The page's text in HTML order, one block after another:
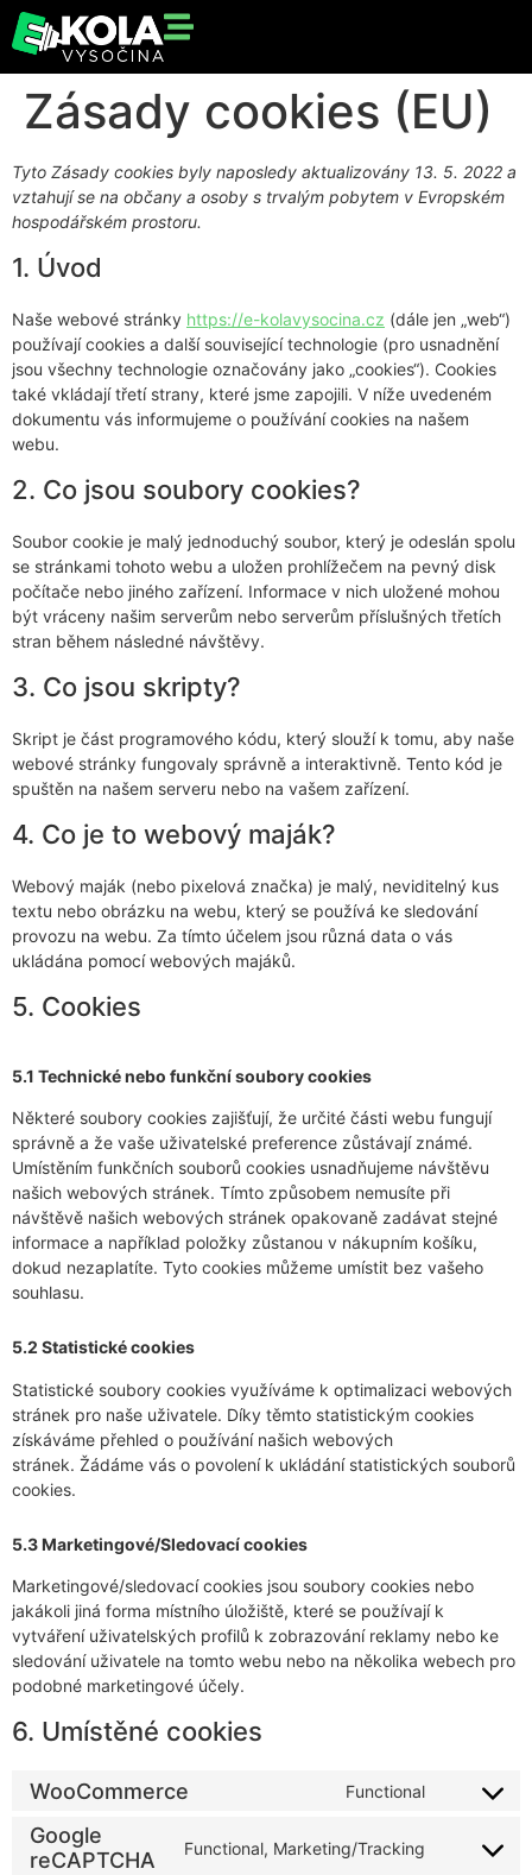
Zásady cookies (EU)
Tyto Zásady cookies byly naposledy aktualizovány 13. 5. 2022 a
vztahují se na občany a osoby s trvalým pobytem v Evropském
hospodářském prostoru.
1. Úvod
Naše webové stránky https://e-kolavysocina.cz (dále jen „web“)
používají cookies a další související technologie (pro usnadnění
jsou všechny technologie označovány jako „cookies“). Cookies
také vkládají třetí strany, které jsme zapojili. V níže uvedeném
dokumentu vás informujeme o používání cookies na našem
webu.
2. Co jsou soubory cookies?
Soubor cookie je malý jednoduchý soubor, který je odeslán spolu
se stránkami tohoto webu a uložen prohlížečem na pevný disk
počítače nebo jiného zařízení. Informace v nich uložené mohou
být vráceny našim serverům nebo serverům příslušných třetích
stran během následné návštěvy.
3. Co jsou skripty?
Skript je část programového kódu, který slouží k tomu, aby naše
webové stránky fungovaly správně a interaktivně. Tento kód je
spuštěn na našem serveru nebo na vašem zařízení.
4. Co je to webový maják?
Webový maják (nebo pixelová značka) je malý, neviditelný kus
textu nebo obrázku na webu, který se používá ke sledování
provozu na webu. Za tímto účelem jsou různá data o vás
ukládána pomocí webových majáků.
5. Cookies
5.1 Technické nebo funkční soubory cookies
Některé soubory cookies zajišťují, že určité části webu fungují
správně a že vaše uživatelské preference zůstávají známé.
Umístěním funkčních souborů cookies usnadňujeme návštěvu
našich webových stránek. Tímto způsobem nemusíte při
návštěvě našich webových stránek opakovaně zadávat stejné
informace a například položky zůstanou v nákupním košíku,
dokud nezaplatíte. Tyto cookies můžeme umístit bez vašeho
souhlasu.
5.2 Statistické cookies
Statistické soubory cookies využíváme k optimalizaci webových
stránek pro naše uživatele. Díky těmto statistickým cookies
získáváme přehled o používání našich webových
stránek. Žádáme vás o povolení k ukládání statistických souborů
cookies.
5.3 Marketingové/Sledovací cookies
Marketingové/sledovací cookies jsou soubory cookies nebo
jakákoli jiná forma místního úložiště, které se používají k
vytváření uživatelských profilů k zobrazování reklamy nebo ke
sledování uživatele na tomto webu nebo na několika webech pro
podobné marketingové účely.
6. Umístěné cookies
WooCommerce Functional
Google
reCAPTCHA
Functional, Marketing/Tracking